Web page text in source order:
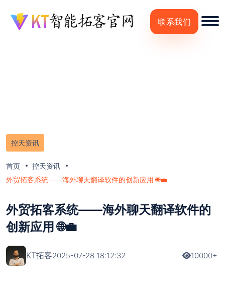
联系我们
控天资讯
首页
控天资讯
外贸拓客系统——海外聊天翻译软件的创新应用 🌐💼
外贸拓客系统——海外聊天翻译软件的
创新应用 🌐💼
KT拓客2025-07-28 18:12:32 10000+